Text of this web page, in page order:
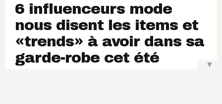
6 influenceurs mode
nous disent les items et
«trends» à avoir dans sa
garde-robe cet été
▼